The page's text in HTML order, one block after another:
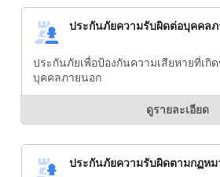
ประกันภัยความรับผิดต่อบุคคล
ประกันภัยเพื่อป้องกันความเสียหายที่เกิ
บุคคลภายนอก
ดูรายละเอียด
ประกันภัยความรับผิดตามกฏหม